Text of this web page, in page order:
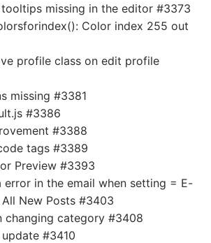
missing in the editor #3373
Color index 255 out
profile class on edit profile
missing #3381
#3386
#3388
tags #3389
Preview #3393
error in the email when setting = E-
New Posts #3403
changing category #3408
#3410